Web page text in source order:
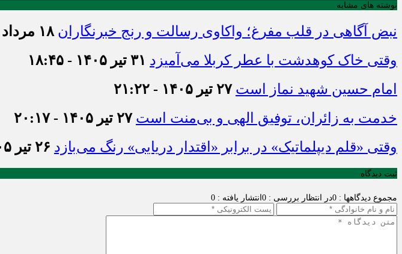
نوشته های مشابه
نبض آگاهی در قلب مفرغ؛ واکاوی رسالت و رنج خبرنگاران ۱۸ مرداد ۱۴۰۵ - ۱۵:۱۴
وقتی خاک کوهدشت با عطر کربلا می‌آمیزد ۳۱ تیر ۱۴۰۵ - ۱۸:۴۵
امام حسین شهید نماز است ۲۷ تیر ۱۴۰۵ - ۲۱:۲۲
خدمت به زائران، توفیق الهی و بی‌منت است ۲۷ تیر ۱۴۰۵ - ۲۰:۱۷
وقتی «قلم دیپلماتیک» در برابر «اقتدار دریایی» رنگ می‌بازد ۲۶ تیر ۱۴۰۵ - ۱۹:۵۰
ثبت دیدگاه
مجموع دیدگاهها : 0 در انتظار بررسی : 0 انتشار یافته : 0